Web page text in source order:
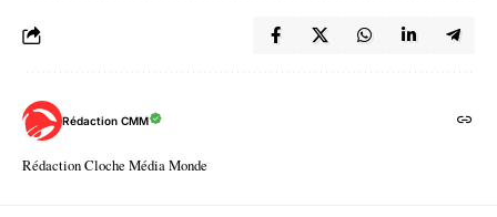
Rédaction CMM
Rédaction Cloche Média Monde